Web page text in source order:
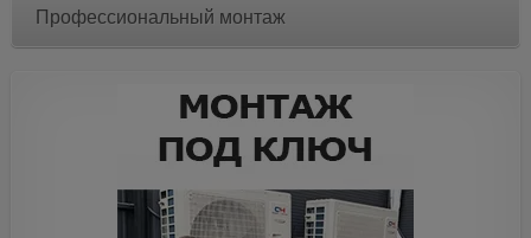
Профессиональный монтаж